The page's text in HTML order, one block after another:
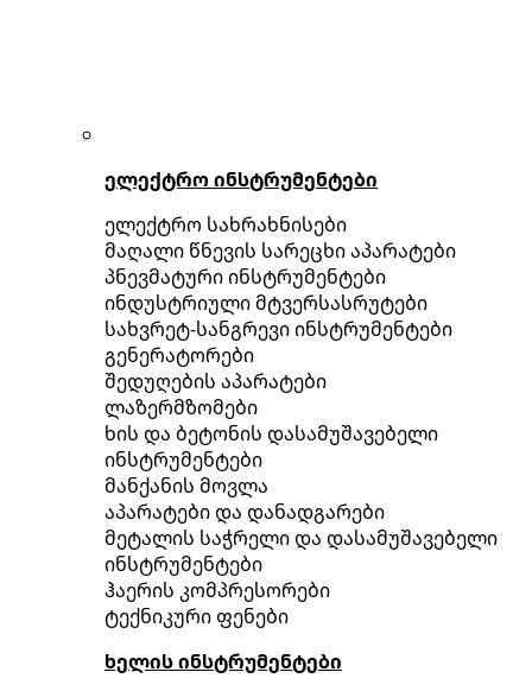
ელექტრო ინსტრუმენტები
ელექტრო სახრახნისები
მაღალი წნევის სარეცხი აპარატები
პნევმატური ინსტრუმენტები
ინდუსტრიული მტვერსასრუტები
სახვრეტ-სანგრევი ინსტრუმენტები
გენერატორები
შედუღების აპარატები
ლაზერმზომები
ხის და ბეტონის დასამუშავებელი
ინსტრუმენტები
მანქანის მოვლა
აპარატები და დანადგარები
მეტალის საჭრელი და დასამუშავებელი
ინსტრუმენტები
ჰაერის კომპრესორები
ტექნიკური ფენები
ხელის ინსტრუმენტები